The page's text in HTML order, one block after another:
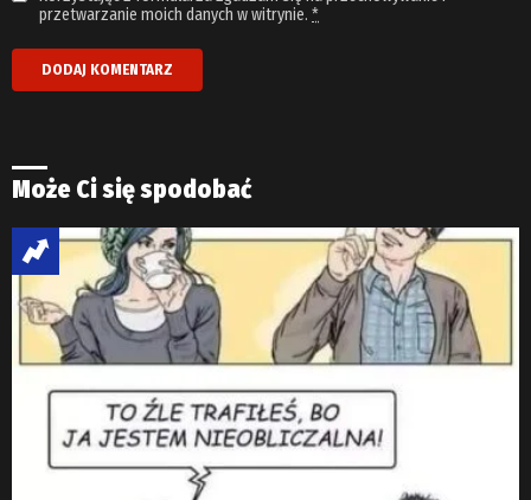
przetwarzanie moich danych w witrynie. *
Może Ci się spodobać